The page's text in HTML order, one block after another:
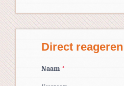
Direct
Naam *